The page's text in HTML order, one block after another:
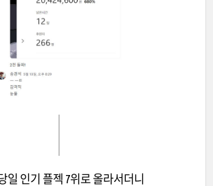
일 인기 플젝 7위로 올라서더니